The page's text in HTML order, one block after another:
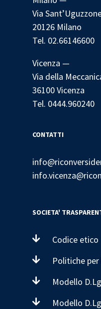
Via
20126 Milano
Tel. 02.66146600
Vicenza —
Via della
36100 Vicenza
Tel. 0444.960240
CONTATTI
SOCIETA'
Codice etico
Politiche
Modello
Modello